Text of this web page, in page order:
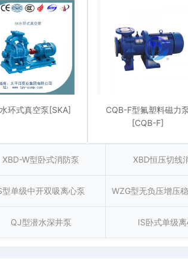
环式真空泵[SKA]
CQB-F型氟塑料磁力
[CQB-F]
XBD-W型卧式消防泵 XBD恒压切线
型单级中开双吸离心泵
QJ型潜水深井泵 IS卧式单级